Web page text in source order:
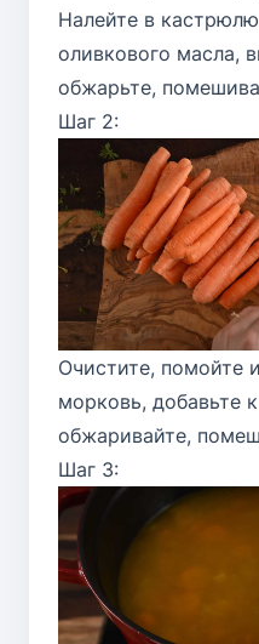
Налейте в
оливкового масла,
обжарьте,
Шаг 2:
Очистите, помойте
морковь, добавьте
обжаривайте,
Шаг 3: